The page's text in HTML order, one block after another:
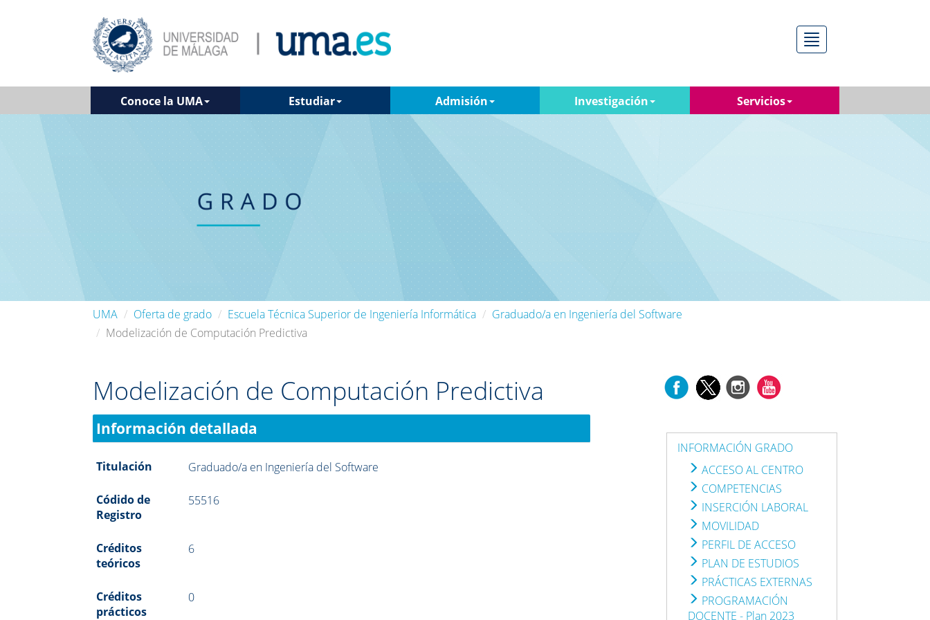
Menú
Conoce la UMA Estudiar Admisión Investigación Servicios
UMA Oferta de grado Escuela Técnica Superior de Ingeniería Informática
Graduado/a en Ingeniería del Software
Modelización de Computación Predictiva
Modelización de Computación Predictiva
Información detallada
Titulación Graduado/a en Ingeniería del Software
Códido de
Registro
55516
Créditos
teóricos
6
Créditos
prácticos
0
INFORMACIÓN GRADO
ACCESO AL CENTRO
COMPETENCIAS
INSERCIÓN LABORAL
MOVILIDAD
PERFIL DE ACCESO
PLAN DE ESTUDIOS
PRÁCTICAS EXTERNAS
PROGRAMACIÓN
DOCENTE - Plan 2023